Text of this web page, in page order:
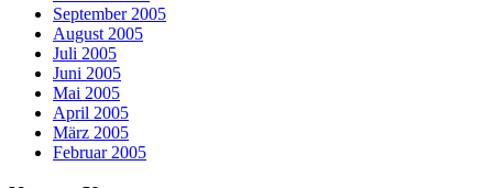
September 2005
August 2005
Juli 2005
Juni 2005
Mai 2005
April 2005
März 2005
Februar 2005